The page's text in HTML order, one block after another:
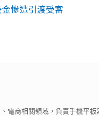
慘遭引渡受審
電商相關領域，負責手機平板